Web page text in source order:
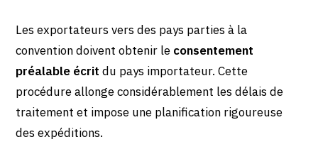
Les exportateurs vers des pays parties à la
convention doivent obtenir le consentement
préalable écrit du pays importateur. Cette
procédure allonge considérablement les délais de
traitement et impose une planification rigoureuse
des expéditions.